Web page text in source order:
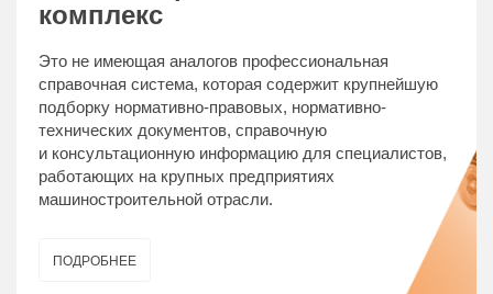
комплекс
Это не имеющая аналогов профессиональная
справочная система, которая содержит крупнейшую
подборку нормативно-правовых, нормативно-
технических документов, справочную
и консультационную информацию для специалистов,
работающих на крупных предприятиях
машиностроительной отрасли.
ПОДРОБНЕЕ